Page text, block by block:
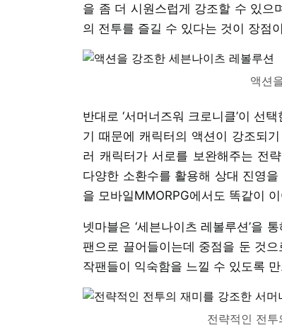
을 좀 더 시원스럽게 강조할 수 있으
의 전투를 즐길 수 있다는 것이 장점
액션
반대로 ‘서머너즈워 크로니클’이 선
기 때문에 캐릭터의 액션이 강조되
러 캐릭터가 서로를 보완해주는 전
다양한 소환수를 활용해 상대 진영
을 모바일MMORPG에서도 똑같이
넷마블은 ‘세븐나이츠 레볼루션’을
팬으로 끌어들이는데 중점을 둔 것으
작팬들이 익숙함을 느낄 수 있도록
전략적인 전